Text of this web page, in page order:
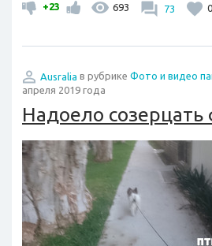
+23 693 73 0
Ausralia в рубрике Фото и видео
апреля 2019 года
Надоело созерцать